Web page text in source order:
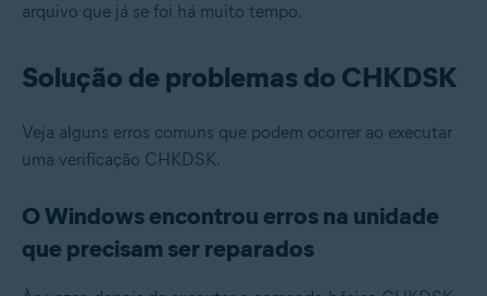
arquivo que já se foi há muito tempo.
Solução de problemas do CHKDSK
Veja alguns erros comuns que podem ocorrer ao executar
uma verificação CHKDSK.
O Windows encontrou erros na unidade
que precisam ser reparados